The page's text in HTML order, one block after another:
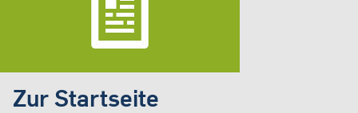
Zur Startseite